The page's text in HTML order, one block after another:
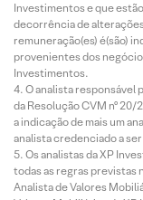
Investimentos e que
decorrência de
remuneração(es) é(são)
provenientes dos
Investimentos.
O analista
da Resolução CVM nº
a indicação de mais um
analista credenciado a
Os analistas da XP
todas as regras previstas
Analista de Valores